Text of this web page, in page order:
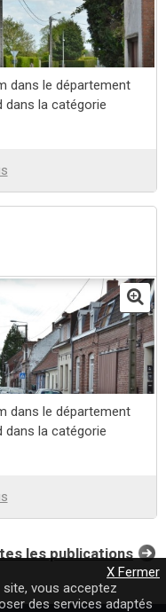
dans le département
dans la catégorie
dans le département
dans la catégorie
les publications
X Fermer
vous acceptez
des services adaptés